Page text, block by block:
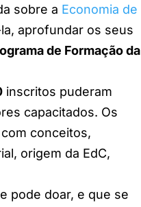
sobre a Economia de
aprofundar os seus
de Formação da
inscritos puderam
capacitados. Os
conceitos,
origem da EdC,
pode doar, e que se